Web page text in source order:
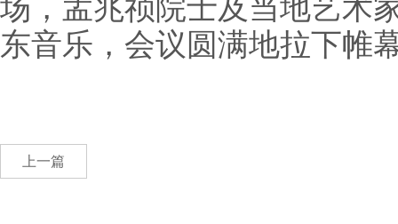
场，孟兆祯院士及当地艺术
东音乐，会议圆满地拉下帷
上一篇